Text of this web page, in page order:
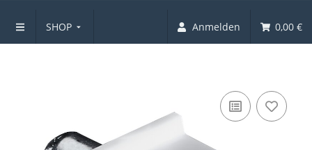
SHOP Anmelden 0,00 €
Bodenträger